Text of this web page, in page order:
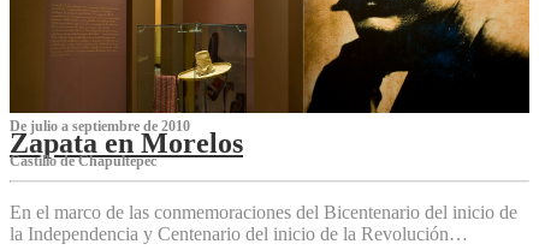
De julio a septiembre de 2010
Zapata en Morelos
Castillo de Chapultepec
En el marco de las conmemoraciones del Bicentenario del inicio de
la Independencia y Centenario del inicio de la Revolución…